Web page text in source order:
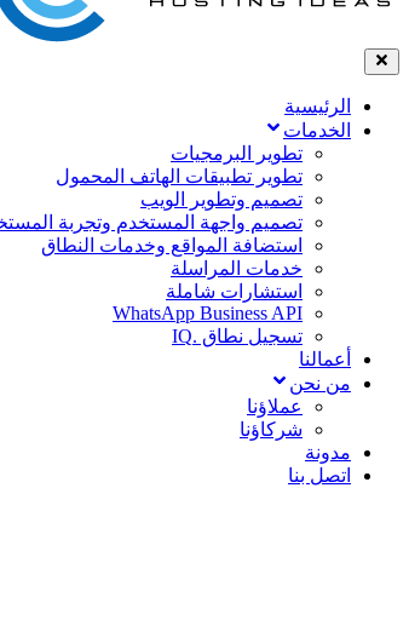
الرئيسية
الخدمات
تطوير البرمجيات
تطوير تطبيقات الهاتف المحمول
تصميم وتطوير الويب
تصميم واجهة المستخدم وتجربة
استضافة المواقع وخدمات النطاق
خدمات المراسلة
استشارات شاملة
WhatsApp Business API
تسجيل نطاق .IQ
أعمالنا
من نحن
عملاؤنا
شركاؤنا
مدونة
اتصل بنا